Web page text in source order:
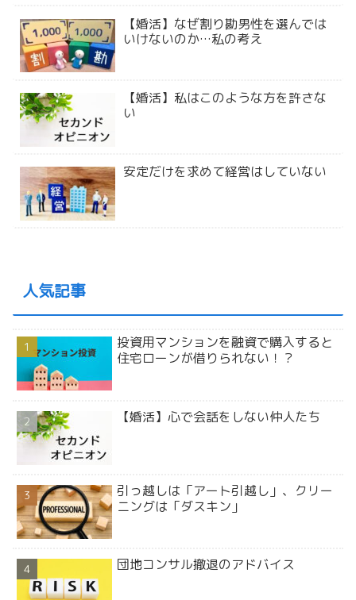
【婚活】なぜ割り勘男性を選んでは
いけないのか…私の考え
【婚活】私はこのような方を許さな
い
安定だけを求めて経営はしていない
人気記事
投資用マンションを融資で購入すると
住宅ローンが借りられない！？
【婚活】心で会話をしない仲人たち
引っ越しは「アート引越し」、クリー
ニングは「ダスキン」
団地コンサル撤退のアドバイス